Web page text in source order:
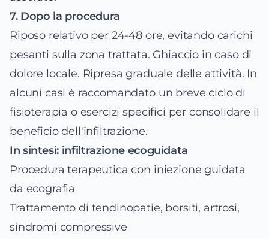
7. Dopo la procedura
Riposo relativo per 24-48 ore, evitando carichi
pesanti sulla zona trattata. Ghiaccio in caso di
dolore locale. Ripresa graduale delle attività. In
alcuni casi è raccomandato un breve ciclo di
fisioterapia o esercizi specifici per consolidare il
beneficio dell'infiltrazione.
In sintesi: infiltrazione ecoguidata
Procedura terapeutica con iniezione guidata
da ecografia
Trattamento di tendinopatie, borsiti, artrosi,
sindromi compressive